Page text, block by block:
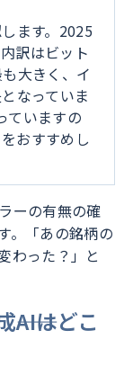
ます。2025
訳はビット
大きく、イ
なっていま
ていますの
おすすめし
ーの有無の確
。「あの銘柄の
わった？」と
はどこ